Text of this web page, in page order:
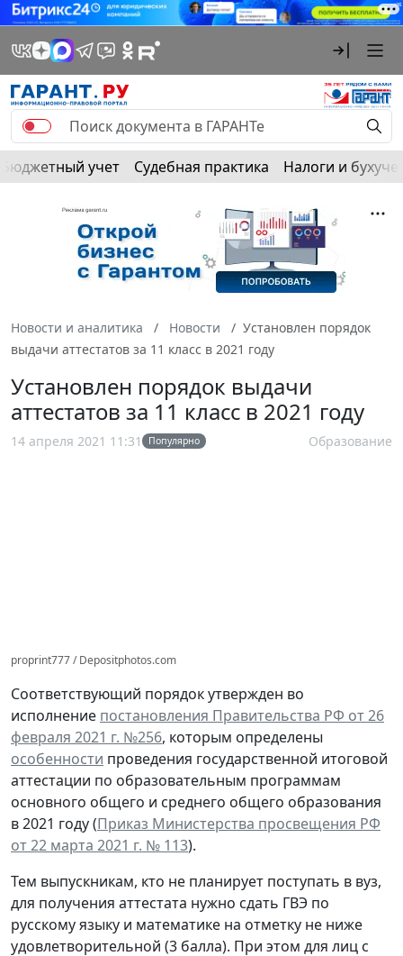
Бюджетный учет Судебная практика Налоги и
Новости и аналитика Новости
Установлен порядок
выдачи аттестатов за 11 класс в 2021 году
Установлен порядок выдачи
аттестатов за 11 класс в 2021 году
14 апреля 2021 11:31 Популярно Образование
proprint777 / Depositphotos.com
Соответствующий порядок утвержден во
исполнение постановления Правительства РФ от 26
февраля 2021 г. №256, которым определены
особенности проведения государственной итоговой
аттестации по образовательным программам
основного общего и среднего общего образования
в 2021 году (Приказ Министерства просвещения РФ
от 22 марта 2021 г. № 113).
Тем выпускникам, кто не планирует поступать в вуз,
для получения аттестата нужно сдать ГВЭ по
русскому языку и математике на отметку не ниже
удовлетворительной (3 балла). При этом для лиц с